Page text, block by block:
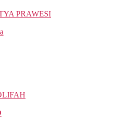
PRAWESI